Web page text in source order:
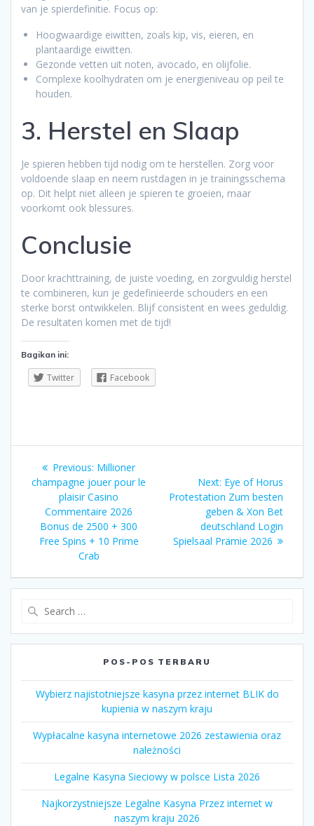
van je spierdefinitie. Focus op:
Hoogwaardige eiwitten, zoals kip, vis, eieren, en
plantaardige eiwitten.
Gezonde vetten uit noten, avocadо, en olijfolie.
Complexe koolhydraten om je energieniveau op peil te
houden.
3. Herstel en Slaap
Je spieren hebben tijd nodig om te herstellen. Zorg voor
voldoende slaap en neem rustdagen in je trainingsschema
op. Dit helpt niet alleen je spieren te groeien, maar
voorkomt ook blessures.
Conclusie
Door krachttraining, de juiste voeding, en zorgvuldig herstel
te combineren, kun je gedefinieerde schouders en een
sterke borst ontwikkelen. Blijf consistent en wees geduldig.
De resultaten komen met de tijd!
Bagikan ini:
Twitter Facebook
Navigasi
pos
Previous: Previous
post:
Millioner
champagne jouer pour le
plaisir Casino
Commentaire 2026
Bonus de 2500 + 300
Free Spins + 10 Prime
Crab
Next: Next
post:
Eye of Horus
Protestation Zum besten
geben & Xon Bet
deutschland Login
Spielsaal Prämie 2026
POS-POS TERBARU
Wybierz najistotniejsze kasyna przez internet BLIK do
kupienia w naszym kraju
Wypłacalne kasyna internetowe 2026 zestawienia oraz
należności
Legalne Kasyna Sieciowy w polsce Lista 2026
Najkorzystniejsze Legalne Kasyna Przez internet w
naszym kraju 2026